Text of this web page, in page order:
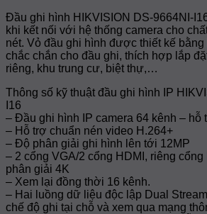
bị
Hoà,
Long
An
Đầu ghi hình HIKVISION DS-9664NI-
khi kết nối với hệ thống camera cho
nét. Vỏ đầu ghi hình được thiết kế
chắc chắn cho đầu ghi, thích hợp lắp
riêng, khu trung cư, biệt thự,…
Thông số kỹ thuật đầu ghi hình IP
I16
– Đầu ghi hình IP camera 64 kênh – hỗ
– Hỗ trợ chuẩn nén video H.264+
– Độ phân giải ghi hình lên tới 12MP
– 2 cổng VGA/2 cổng HDMI, riêng
phân giải 4K
– Xem lại đồng thời 16 kênh.
– Hai luồng dữ liệu độc lập Dual
chế độ ghi tại chỗ và xem qua mạng